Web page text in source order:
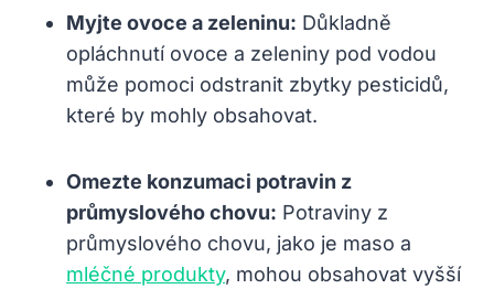
Myjte ovoce a zeleninu: Důkladně
opláchnutí ovoce a zeleniny pod vodou
může pomoci odstranit zbytky pesticidů,
které by mohly obsahovat.
Omezte konzumaci potravin z
průmyslového chovu: Potraviny z
průmyslového chovu, jako je maso a
mléčné produkty, mohou obsahovat vyšší